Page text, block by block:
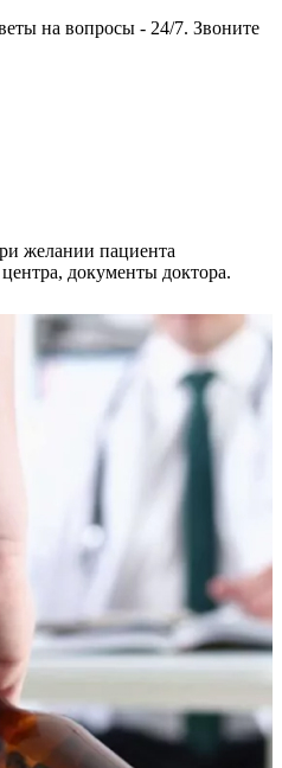
на вопросы - 24/7. Звоните
желании пациента
документы доктора.